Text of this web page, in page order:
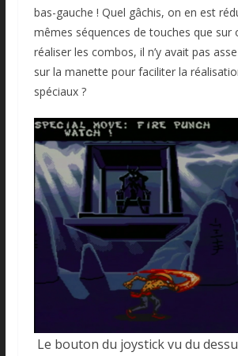
bas-gauche ! Quel gâchis, on en est
mêmes séquences de touches que sur
réaliser les combos, il n’y avait pas
sur la manette pour faciliter la
spéciaux ?
Le bouton du joystick vu du